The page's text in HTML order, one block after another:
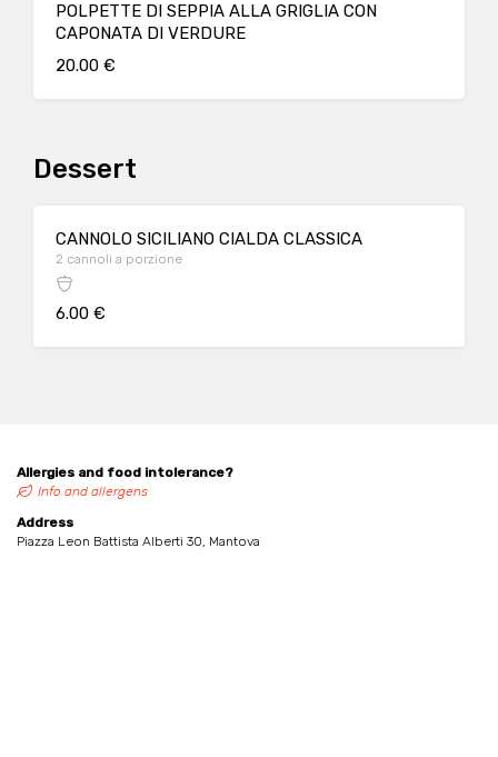
POLPETTE DI SEPPIA ALLA GRIGLIA CON
CAPONATA DI VERDURE
20.00 €
Dessert
CANNOLO SICILIANO CIALDA CLASSICA
2 cannoli a porzione
6.00 €
Allergies and food intolerance?
Info and allergens
Address
Piazza Leon Battista Alberti 30, Mantova